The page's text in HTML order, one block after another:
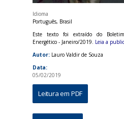
Idioma
Português, Brasil
Este texto foi extraído do
Energético - Janeiro/2019. Leia a
Autor: Lauro Valdir de Souza
Data:
05/02/2019
Leitura em PDF